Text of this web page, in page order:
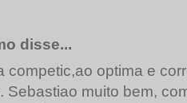
disse...
competic,ao optima e
Sebastiao muito bem,